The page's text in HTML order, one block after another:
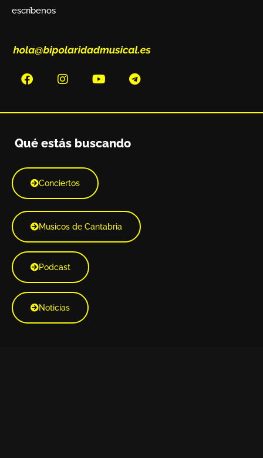
escríbenos
Qué estás buscando
Conciertos
Musicos de Cantabria
Podcast
Noticias